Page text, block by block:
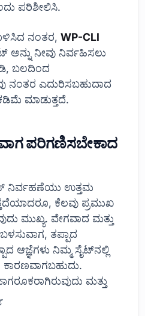
ಪರಿಶೀಲಿಸಿ.
ನಂತರ, WP-CLI
ಅನ್ನು ನೀವು ನಿರ್ವಹಿಸಲು
ಬಲದಿಂದ
ನಂತರ ಎದುರಿಸಬಹುದಾದ
ಮಾಡುತ್ತದೆ.
ಪರಿಗಣಿಸಬೇಕಾದ
ನಿರ್ವಹಣೆಯು ಉತ್ತಮ
ಕೆಲವು ಪ್ರಮುಖ
ಮುಖ್ಯ. ವೇಗವಾದ ಮತ್ತು
ತಪ್ಪಾದ
ಆಜ್ಞೆಗಳು ನಿಮ್ಮ ಸೈಟ್‌ನಲ್ಲಿ
ಮತ್ತು